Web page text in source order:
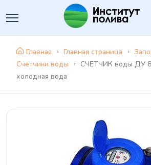
Главная Главная страница
Счетчики воды
СЧЕТЧИК воды ДУ
холодная вода